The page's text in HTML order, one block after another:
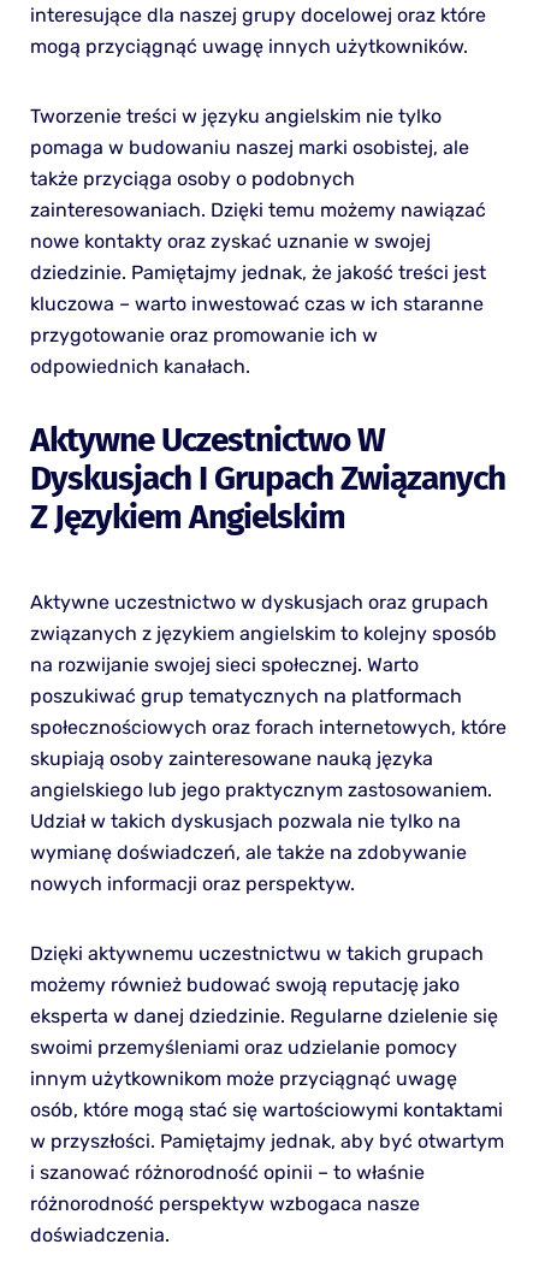
interesujące dla naszej grupy docelowej oraz które
mogą przyciągnąć uwagę innych użytkowników.
Tworzenie treści w języku angielskim nie tylko
pomaga w budowaniu naszej marki osobistej, ale
także przyciąga osoby o podobnych
zainteresowaniach. Dzięki temu możemy nawiązać
nowe kontakty oraz zyskać uznanie w swojej
dziedzinie. Pamiętajmy jednak, że jakość treści jest
kluczowa – warto inwestować czas w ich staranne
przygotowanie oraz promowanie ich w
odpowiednich kanałach.
Aktywne Uczestnictwo W
Dyskusjach I Grupach Związanych
Z Językiem Angielskim
Aktywne uczestnictwo w dyskusjach oraz grupach
związanych z językiem angielskim to kolejny sposób
na rozwijanie swojej sieci społecznej. Warto
poszukiwać grup tematycznych na platformach
społecznościowych oraz forach internetowych, które
skupiają osoby zainteresowane nauką języka
angielskiego lub jego praktycznym zastosowaniem.
Udział w takich dyskusjach pozwala nie tylko na
wymianę doświadczeń, ale także na zdobywanie
nowych informacji oraz perspektyw.
Dzięki aktywnemu uczestnictwu w takich grupach
możemy również budować swoją reputację jako
eksperta w danej dziedzinie. Regularne dzielenie się
swoimi przemyśleniami oraz udzielanie pomocy
innym użytkownikom może przyciągnąć uwagę
osób, które mogą stać się wartościowymi kontaktami
w przyszłości. Pamiętajmy jednak, aby być otwartym
i szanować różnorodność opinii – to właśnie
różnorodność perspektyw wzbogaca nasze
doświadczenia.